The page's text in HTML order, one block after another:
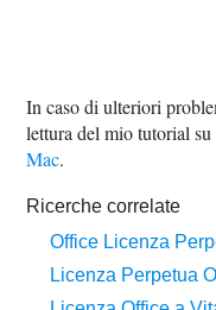
In caso di ulteriori
lettura del mio tutorial su
Mac.